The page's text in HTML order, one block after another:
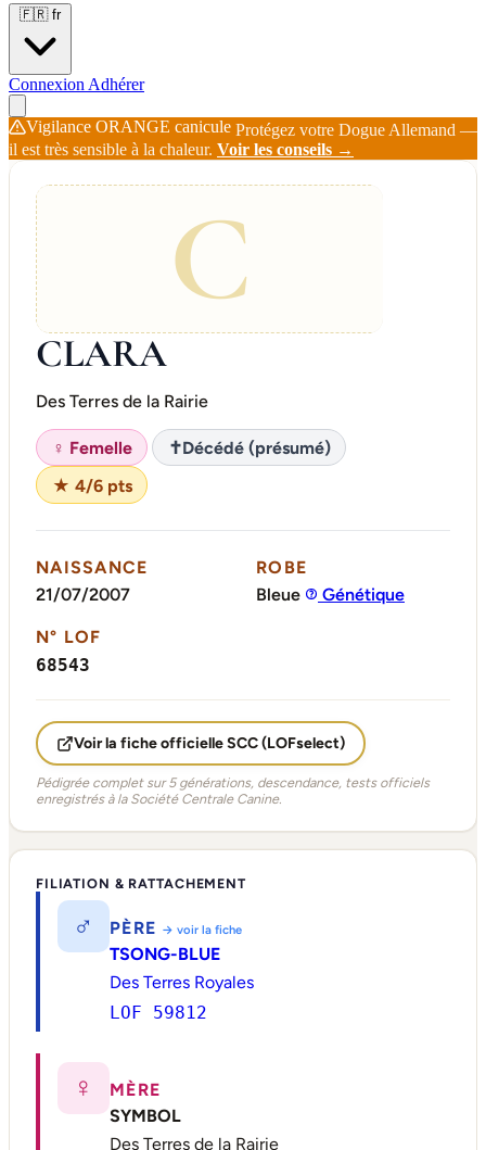
🇫🇷 fr
Connexion Adhérer
Vigilance ORANGE canicule Protégez votre Dogue Allemand —
il est très sensible à la chaleur. Voir les conseils →
C
CLARA
Des Terres de la Rairie
♀ Femelle ✝Décédé (présumé)
★ 4/6 pts
NAISSANCE
21/07/2007
ROBE
Bleue
Génétique
N° LOF
68543
Voir la fiche officielle SCC (LOFselect)
Pédigrée complet sur 5 générations, descendance, tests officiels
enregistrés à la Société Centrale Canine.
FILIATION & RATTACHEMENT
♂ PÈRE → voir la fiche
TSONG-BLUE
Des Terres Royales
LOF 59812
♀
MÈRE
SYMBOL
Des Terres de la Rairie